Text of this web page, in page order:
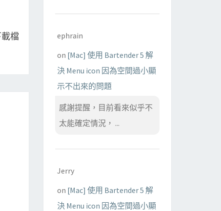
檔
ephrain
on [Mac] 使用 Bartender 5 解
決 Menu icon 因為空間過小顯
示不出來的問題
感謝提醒，目前看來似乎不
太能確定情況， ...
Jerry
on [Mac] 使用 Bartender 5 解
決 Menu icon 因為空間過小顯